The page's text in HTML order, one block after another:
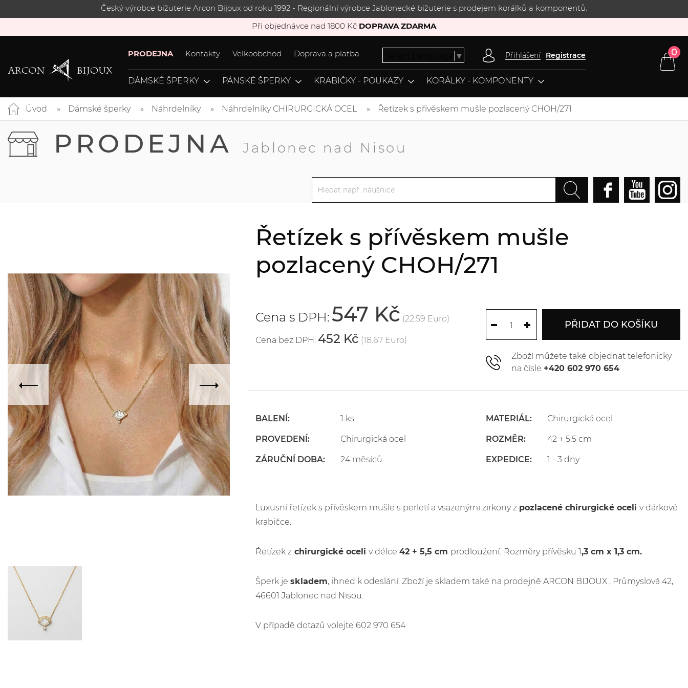
Český výrobce bižuterie Arcon Bijoux od roku 1992 - Regionální výrobce Jablonecké bižuterie s prodejem korálků a komponentů.
Při objednávce nad 1800 Kč DOPRAVA ZDARMA
PRODEJNA Kontakty Velkoobchod Doprava a platba ▼ Přihlášení Registrace 0
DÁMSKÉ ŠPERKY PÁNSKÉ ŠPERKY KRABIČKY - POUKAZY KORÁLKY - KOMPONENTY
Úvod Dámské šperky Náhrdelníky Náhrdelníky CHIRURGICKÁ OCEL Řetízek s přívěskem mušle pozlacený CHOH/271
PRODEJNA Jablonec nad Nisou
Řetízek s přívěskem mušle
pozlacený CHOH/271
Cena s DPH:547 Kč (22.59 Euro)
Cena bez DPH: 452 Kč (18.67 Euro)
PŘIDAT DO KOŠÍKU
Zboží můžete také objednat telefonicky
na čísle +420 602 970 654
BALENÍ: 1 ks
PROVEDENÍ: Chirurgická ocel
ZÁRUČNÍ DOBA: 24 měsíců
MATERIÁL: Chirurgická ocel
ROZMĚR: 42 + 5,5 cm
EXPEDICE: 1 - 3 dny
Luxusní řetízek s přívěskem mušle s perletí a vsazenými zirkony z pozlacené chirurgické oceli v dárkové
krabičce.
Řetízek zchirurgické oceli v délce 42 + 5,5 cm prodloužení. Rozměry přívěsku 1,3 cm x 1,3 cm.
Šperk je skladem, ihned k odeslání. Zboží je skladem také na prodejně ARCON BIJOUX , Průmyslová 42,
46601 Jablonec nad Nisou.
V případě dotazů volejte 602 970 654